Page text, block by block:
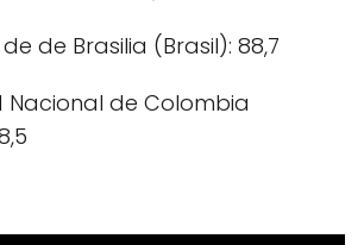
de Brasilia (Brasil): 88,7
Nacional de Colombia